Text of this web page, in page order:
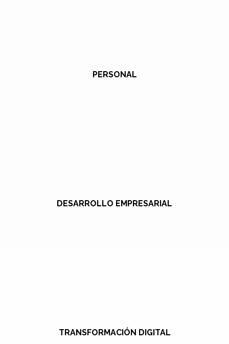
PERSONAL
DESARROLLO EMPRESARIAL
TRANSFORMACIÓN DIGITAL